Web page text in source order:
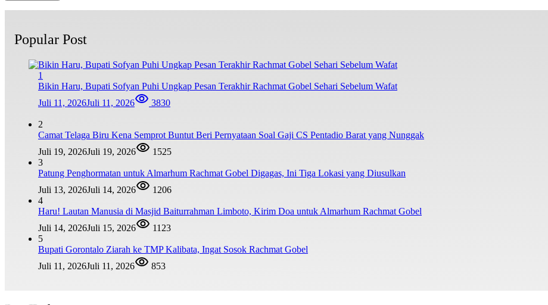
Popular Post
1
Bikin Haru, Bupati Sofyan Puhi Ungkap Pesan Terakhir Rachmat Gobel Sehari Sebelum Wafat
Juli 11, 2026Juli 11, 2026 3830
2
Camat Telaga Biru Kena Semprot Buntut Beri Pernyataan Soal Gaji CS Pentadio Barat yang Nunggak
Juli 19, 2026Juli 19, 2026
1525
3
Patung Penghormatan untuk Almarhum Rachmat Gobel Digagas, Ini Tiga Lokasi yang Diusulkan
Juli 13, 2026Juli 14, 2026
1206
4
Haru! Lautan Manusia di Masjid Baiturrahman Limboto, Kirim Doa untuk Almarhum Rachmat Gobel
Juli 14, 2026Juli 15, 2026
1123
5
Bupati Gorontalo Ziarah ke TMP Kalibata, Ingat Sosok Rachmat Gobel
Juli 11, 2026Juli 11, 2026 853